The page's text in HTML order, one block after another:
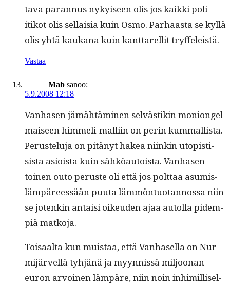
ta­va paran­nus nykyiseen olis jos kaik­ki poli­
itikot olis sel­l­aisia kuin Osmo. Parhaas­ta se kyl­lä
olis yhtä kaukana kuin kanttarel­lit tryffeleistä.
Vastaa
Mab sanoo:
5.9.2008 12:18
Van­hasen jämähtämi­nen selvästikin monion­gel­
maiseen him­meli-malli­in on perin kum­mallista.
Perustelu­ja on pitänyt hakea niinkin utopis­ti­
sista asioista kuin sähköau­toista. Van­hasen
toinen outo peruste oli että jos polt­taa asum­is­
läm­päreessään puu­ta läm­mön­tuotan­nos­sa niin
se jotenkin antaisi oikeu­den ajaa autol­la pidem­
piä matkoja.
Toisaal­ta kun muis­taa, että Van­hasel­la on Nur­
mi­järvel­lä tyhjänä ja myyn­nis­sä miljoo­nan
euron arvoinen läm­päre, niin noin inhimil­lisel­